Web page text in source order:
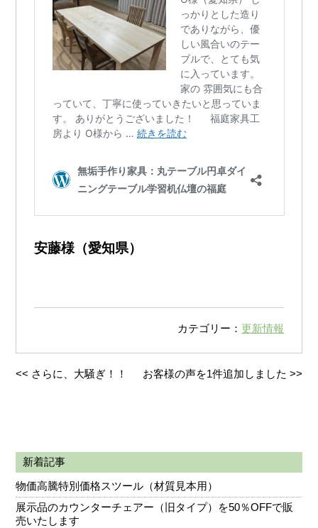
安藤様（愛知県）
カテゴリー： 更新情報
<< さらに、大騒ぎ！！ お客様の声を1件追加しました >>
新着記事
物価高騰特別価格スツール（材質見本用）
展示品のカウンターチェアー（旧タイプ）を50％OFFで販
売いたします